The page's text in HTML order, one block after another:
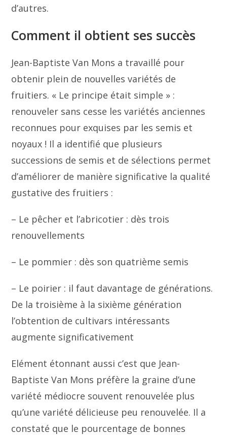
d’autres.
Comment il obtient ses succès
Jean-Baptiste Van Mons a travaillé pour
obtenir plein de nouvelles variétés de
fruitiers. « Le principe était simple » :
renouveler sans cesse les variétés anciennes
reconnues pour exquises par les semis et
noyaux ! Il a identifié que plusieurs
successions de semis et de sélections permet
d’améliorer de manière significative la qualité
gustative des fruitiers :
– Le pêcher et l’abricotier : dès trois
renouvellements
– Le pommier : dès son quatrième semis
– Le poirier : il faut davantage de générations.
De la troisième à la sixième génération
l’obtention de cultivars intéressants
augmente significativement
Elément étonnant aussi c’est que Jean-
Baptiste Van Mons préfère la graine d’une
variété médiocre souvent renouvelée plus
qu’une variété délicieuse peu renouvelée. Il a
constaté que le pourcentage de bonnes